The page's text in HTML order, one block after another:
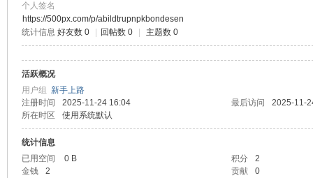
个人签名
https://500px.com/p/abildtrupnpkbondesen
统计信息 好友数 0 回帖数 0 主题数 0
活跃概况
用户组 新手上路
注册时间
2025-11-24 16:04 最后访问
2025-11-
所在时区
使用系统默认
统计信息
已用空间
0 B 积分
2
金钱
2 贡献 0